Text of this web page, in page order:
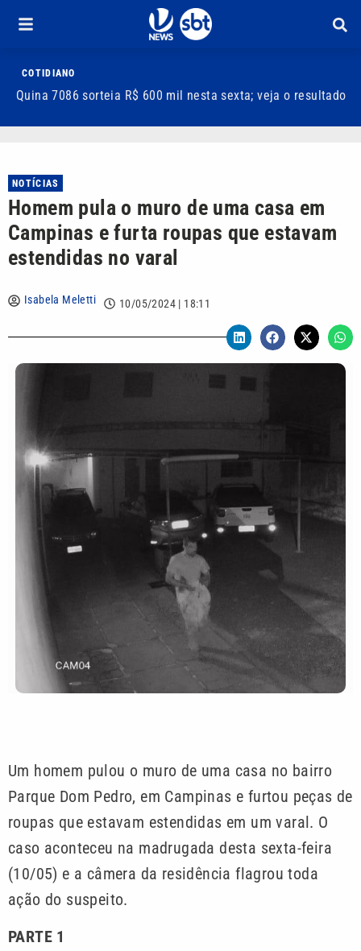
COTIDIANO
Quina 7086 sorteia R$ 600 mil nesta sexta; veja o resultado
NOTÍCIAS
Homem pula o muro de uma casa em
Campinas e furta roupas que estavam
estendidas no varal
Isabela Meletti 10/05/2024 | 18:11
Um homem pulou o muro de uma casa no bairro
Parque Dom Pedro, em Campinas e furtou peças de
roupas que estavam estendidas em um varal. O
caso aconteceu na madrugada desta sexta-feira
(10/05) e a câmera da residência flagrou toda
ação do suspeito.
PARTE 1